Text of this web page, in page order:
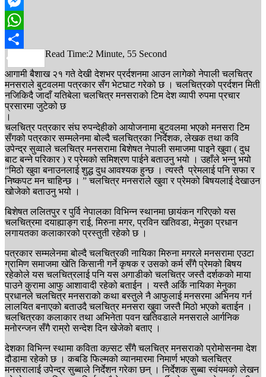
Messenger
WhatsApp
Share
Read Time:2 Minute, 55 Second
आगामी बैशाख २१ गते देखी देशभर प्रर्दशनमा आउन लागेको नेपाली चलचित्र
मनसराले बुटवलमा पत्रकार सँग भेटघाट गरेको छ । चलचित्रको प्रर्दशन मिती
नजिकिदै जादाँ यतिबेला चलचित्र मनसराको टिम देश व्यापी रुपमा प्रचार
प्रसारमा जुटेको छ
।
चलचित्र पत्रकार संघ रुपन्देहीको आयोजनामा बुटवलमा भएको मनसरा टिम
सँगको पत्रकार सम्मलेनमा बोल्दै चलचित्रका निर्देशक, लेखक तथा कवि
उपेन्द्र सुव्वाले चलचित्र मनसरामा बिशेषत नेपाली समाजमा पाइने खुवा ( दुध
बाट बन्ने परिकार ) र प्रेमको समिश्रण पाईने बताउनु भयो । उहाँले भन्नु भयो
“मिठो खुवा बनाउनलाई शुद्ध दुध आवश्यक हुन्छ । त्यस्तै प्रेमलाई पनि सफा र
निष्कपट मन चाहिन्छ । ” चलचित्र मनसराले खुवा र प्रेमको बिषयलाई देखाउन
खोजेको बताउनु भयो ।
बिशेषत ललितपुर र पुर्वि नेपालका विभिन्न स्थानमा छायंकन गरिएको यस
चलचित्रमा दयाह्याङ्ग राई, मिरुना मगर, प्रविन खतिवडा, मेनुका प्रधान
लगायतका कलाकारको प्रस्तुती रहेको छ ।
पत्रकार सम्मलेनमा बोल्दै चलचित्रकी नायिका मिरुना मगरले मनसरामा एउटा
ग्रामिण समाजमा खेति किसानी गर्ने कृषक र उसको कर्म सँगै प्रेमको बिषय
रहेकोले यस चलचित्रलाई पनि यस अगाडीको चलचित्र जस्तै दर्शकको माया
पाउने कुरामा आफु आशावादी रहेको बताईन । यस्तै अर्कि नायिका मेनुका
प्रधानले चलचित्र मनसराको कथा बस्तुले नै आफुलाई मनसरमा अभिनय गर्न
लालयित बनाएको बताउदै चलचित्र मनसरा खुवा जस्तै मिठो भएको बताईन ।
चलचित्रका कलाकार तथा अभिनेता पवन खतिवडाले मनसराले आर्गनिक
मनोरन्जन सँगै राम्रो सन्देश दिन खेजेको बताए ।
देशका विभिन्न स्थामा कविता कन्र्सट सँगै चलचित्र मनसराको प्रोमोसनमा देश
दौडामा रहेको छ । कबडि फिल्मको व्यानमारमा निमार्ण भएको चलचित्र
मनसरालाई उपेन्द्र सुब्बाले निर्देशन गरेका छन् । निर्देशक सुब्बा स्वंयमको लेखन